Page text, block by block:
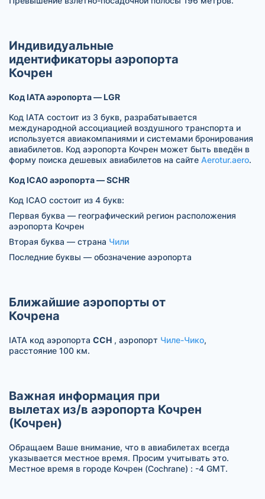
Индивидуальные
идентификаторы аэропорта
Кочрен
Код IATA аэропорта — LGR
Код IATA состоит из 3 букв, разрабатывается
международной ассоциацией воздушного транспорта и
используется авиакомпаниями и системами бронирования
авиабилетов. Код аэропорта Кочрен может быть введён в
форму поиска дешевых авиабилетов на сайте Aerotur.aero.
Код ICAO аэропорта — SCHR
Код ICAO состоит из 4 букв:
Первая буква — географический регион расположения
аэропорта Кочрен
Вторая буква — страна Чили
Последние буквы — обозначение аэропорта
Ближайшие аэропорты от
Кочрена
IATA код аэропорта CCH , аэропорт Чиле-Чико,
расстояние 100 км.
Важная информация при
вылетах из/в аэропорта Кочрен
(Кочрен)
Обращаем Ваше внимание, что в авиабилетах всегда
указывается местное время. Просим учитывать это.
Местное время в городе Кочрен (Cochrane) : -4 GMT.